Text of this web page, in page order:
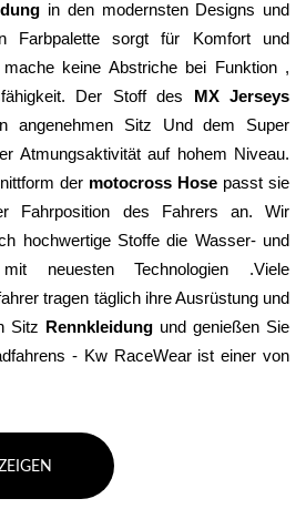
in den modernsten Designs und
Farbpalette sorgt für Komfort und
keine Abstriche bei Funktion ,
Der Stoff des
MX Jerseys
angenehmen Sitz Und dem Super
Atmungsaktivität auf hohem Niveau.
der motocross Hose passt sie
Fahrposition des Fahrers an. Wir
hochwertige Stoffe die Wasser- und
neuesten Technologien .Viele
tragen täglich ihre Ausrüstung und
Sitz
Rennkleidung und genießen Sie
- Kw RaceWear ist einer von